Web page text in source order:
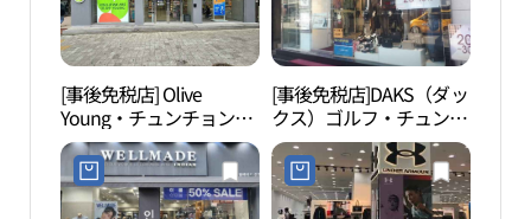
[事後免税店] Olive
Young・チュンチョンミ
ョンドン（春川明洞）店
(올리브영 춘천명동점)
[事後免税店]DAKS（ダッ
クス）ゴルフ・チュンチ
ョン（春川）店(닥스골
프 춘천점)